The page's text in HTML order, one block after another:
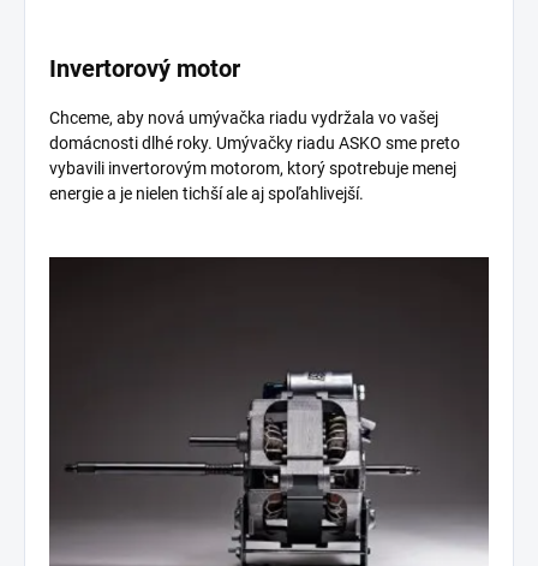
Invertorový motor
Chceme, aby nová umývačka riadu vydržala vo vašej
domácnosti dlhé roky. Umývačky riadu ASKO sme preto
vybavili invertorovým motorom, ktorý spotrebuje menej
energie a je nielen tichší ale aj spoľahlivejší.